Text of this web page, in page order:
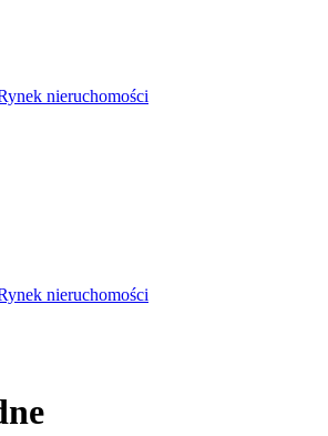
nieruchomości
nieruchomości